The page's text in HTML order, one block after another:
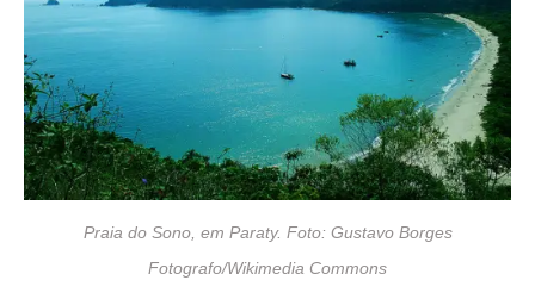
Praia do Sono, em Paraty. Foto: Gustavo Borges
Fotografo/Wikimedia Commons